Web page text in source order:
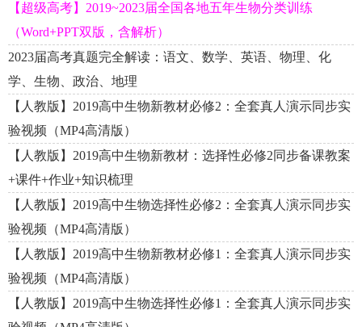
【超级高考】2019~2023届全国各地五年生物分类训练
（Word+PPT双版，含解析）
2023届高考真题完全解读：语文、数学、英语、物理、化
学、生物、政治、地理
【人教版】2019高中生物新教材必修2：全套真人演示同步实
验视频（MP4高清版）
【人教版】2019高中生物新教材：选择性必修2同步备课教案
+课件+作业+知识梳理
【人教版】2019高中生物选择性必修2：全套真人演示同步实
验视频（MP4高清版）
【人教版】2019高中生物新教材必修1：全套真人演示同步实
验视频（MP4高清版）
【人教版】2019高中生物选择性必修1：全套真人演示同步实